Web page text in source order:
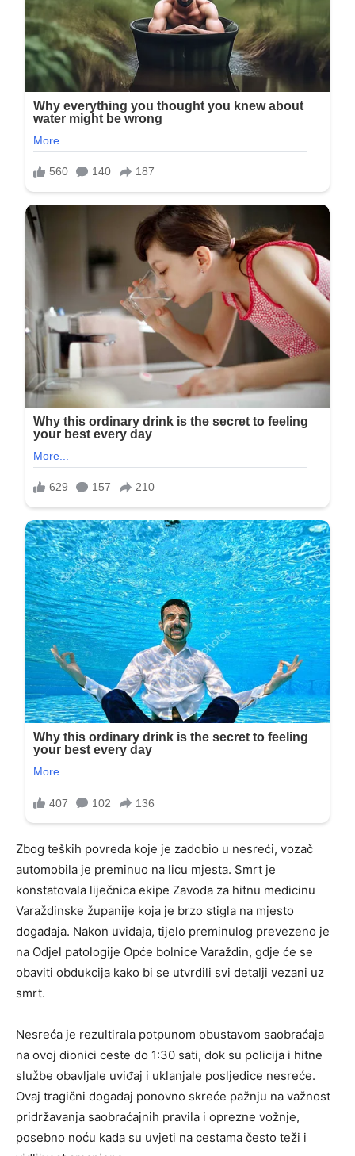
Zbog teških povreda koje je zadobio u nesreći, vozač
automobila je preminuo na licu mjesta. Smrt je
konstatovala liječnica ekipe Zavoda za hitnu medicinu
Varaždinske županije koja je brzo stigla na mjesto
događaja. Nakon uviđaja, tijelo preminulog prevezeno je
na Odjel patologije Opće bolnice Varaždin, gdje će se
obaviti obdukcija kako bi se utvrdili svi detalji vezani uz
smrt.
Nesreća je rezultirala potpunom obustavom saobraćaja
na ovoj dionici ceste do 1:30 sati, dok su policija i hitne
službe obavljale uviđaj i uklanjale posljedice nesreće.
Ovaj tragični događaj ponovno skreće pažnju na važnost
pridržavanja saobraćajnih pravila i oprezne vožnje,
posebno noću kada su uvjeti na cestama često teži i